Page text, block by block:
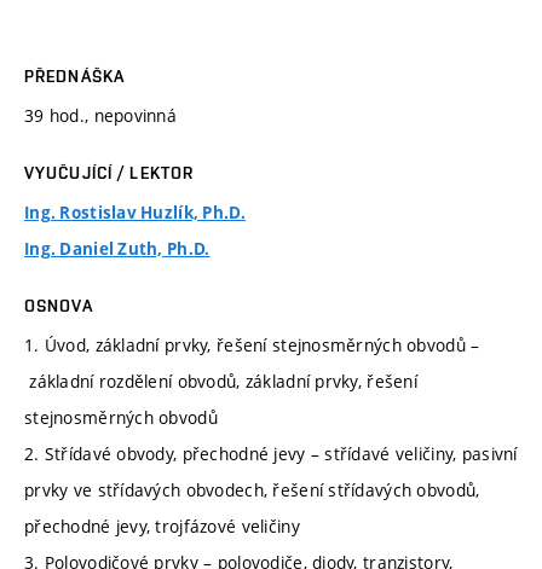
PŘEDNÁŠKA
39 hod., nepovinná
VYUČUJÍCÍ / LEKTOR
Ing. Rostislav Huzlík, Ph.D.
Ing. Daniel Zuth, Ph.D.
OSNOVA
1. Úvod, základní prvky, řešení stejnosměrných obvodů –
základní rozdělení obvodů, základní prvky, řešení
stejnosměrných obvodů
2. Střídavé obvody, přechodné jevy – střídavé veličiny, pasivní
prvky ve střídavých obvodech, řešení střídavých obvodů,
přechodné jevy, trojfázové veličiny
3. Polovodičové prvky – polovodiče, diody, tranzistory,